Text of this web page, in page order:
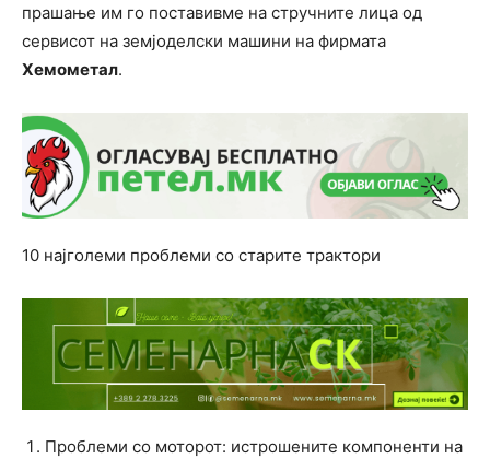
прашање им го поставивме на стручните лица од
сервисот на земјоделски машини на фирмата
Хемометал.
10 најголеми проблеми со старите трактори
Проблеми со моторот: истрошените компоненти на